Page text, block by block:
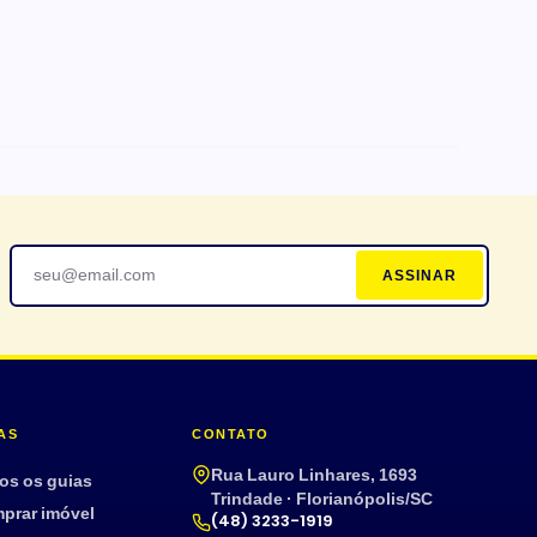
Terraço ASSINAR
os guias
imóvel
CONTATO
Rua Lauro Linhares, 1693
Trindade · Florianópolis/SC
(48) 3233-1919